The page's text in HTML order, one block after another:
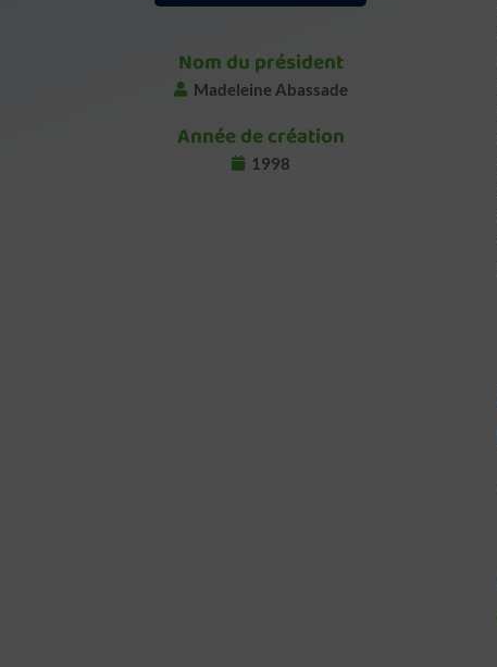
Nom du président
Madeleine Abassade
Année de création
1998